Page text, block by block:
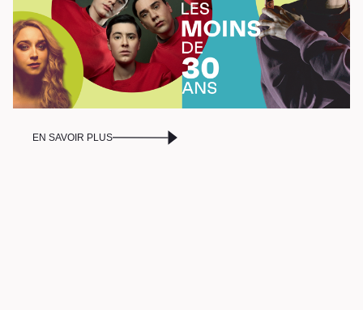
À propos
Galerie d’art Antoine-
Sirois
EN SAVOIR PLUS